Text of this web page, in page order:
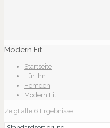
Modern Fit
Startseite
Für Ihn
Hemden
Modern Fit
Zeigt alle 6 Ergebnisse